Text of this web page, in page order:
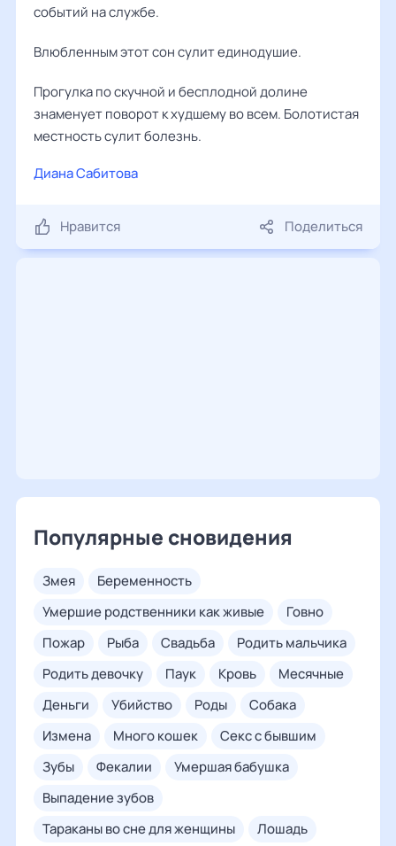
событий на службе.
Влюбленным этот сон сулит единодушие.
Прогулка по скучной и бесплодной долине
знаменует поворот к худшему во всем. Болотистая
местность сулит болезнь.
Диана Сабитова
Нравится Поделиться
Популярные сновидения
змея
беременность
умершие родственники как живые
говно
пожар
рыба свадьба
родить мальчика
родить девочку
паук кровь
месячные
деньги
убийство роды
собака
измена
много кошек
секс с бывшим
зубы
фекалии
умершая бабушка
выпадение зубов
тараканы во сне для женщины
лошадь